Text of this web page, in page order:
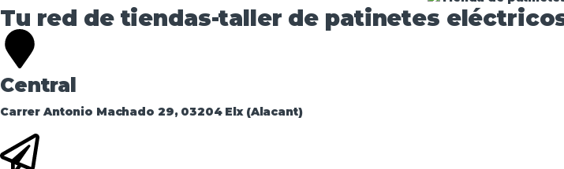
Tu red de tiendas-taller de patinetes
Central
Carrer Antonio Machado 29, 03204 Elx (Alacant)